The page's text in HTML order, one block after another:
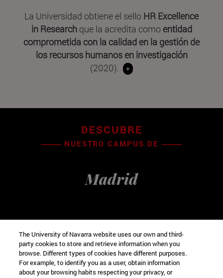
La Universidad obtiene el sello HR Excellence
in Researchque la acredita como entidad
comprometida con la calidad en la gestión de
los recursos humanos en investigación
(2020).
+
DESCUBRE
NUESTRO CAMPUS DE
Madrid
The University of Navarra website uses our own and third-
party cookies to store and retrieve information when you
browse. Different types of cookies have different purposes.
For example, to identify you as a user, obtain information
about your browsing habits respecting your privacy, or